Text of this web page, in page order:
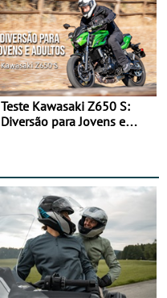
Teste Kawasaki Z650 S:
Diversão para Jovens e